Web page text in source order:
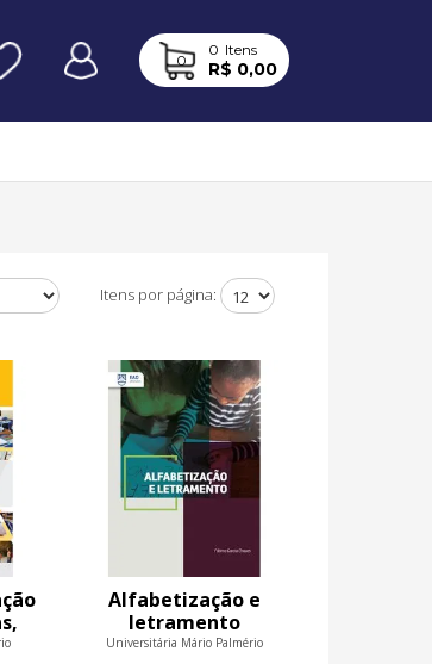
0
0 Itens
R$ 0,00
Itens por página:
Alfabetização e
letramento
Universitária Mário Palmério